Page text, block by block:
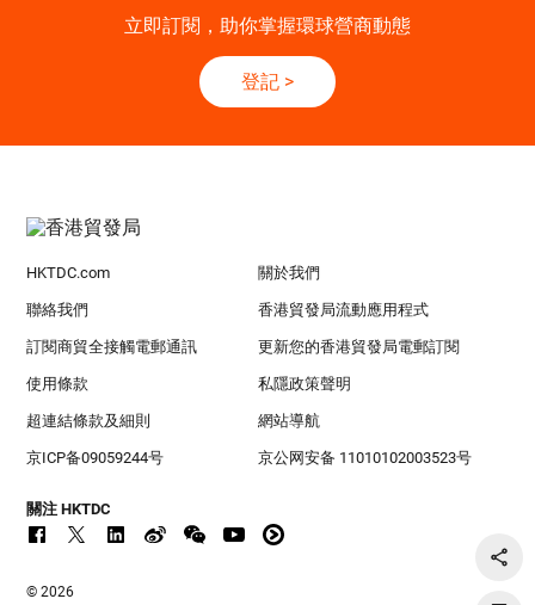
立即訂閱，助你掌握環球營商動態
登記 >
HKTDC.com 關於我們
聯絡我們 香港貿發局流動應用程式
訂閱商貿全接觸電郵通訊 更新您的香港貿發局電郵訂閱
使用條款 私隱政策聲明
超連結條款及細則 網站導航
京ICP备09059244号 京公网安备 11010102003523号
關注 HKTDC
© 2026